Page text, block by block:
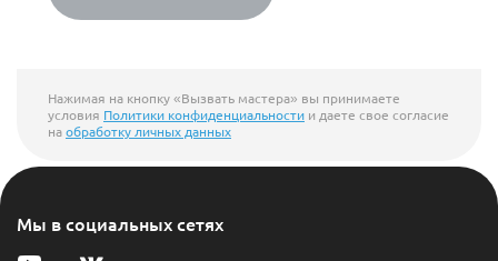
Нажимая на кнопку «Вызвать мастера» вы принимаете
условия Политики конфиденциальности и даете свое согласие
наобработку личных данных
Мы в социальных сетях